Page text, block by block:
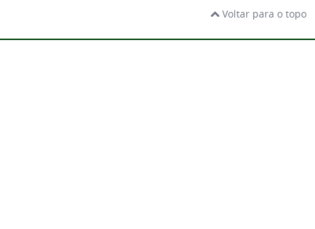
Voltar para o topo